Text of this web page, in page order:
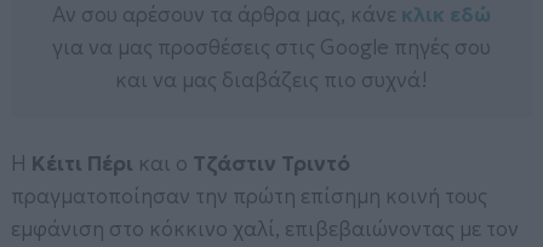
Αν σου αρέσουν τα άρθρα μας, κάνε κλικ εδώ
για να μας προσθέσεις στις Google πηγές σου
και να μας διαβάζεις πιο συχνά!
Η Κέιτι Πέρι και ο Τζάστιν Τριντό
πραγματοποίησαν την πρώτη επίσημη κοινή τους
εμφάνιση στο κόκκινο χαλί, επιβεβαιώνοντας με τον